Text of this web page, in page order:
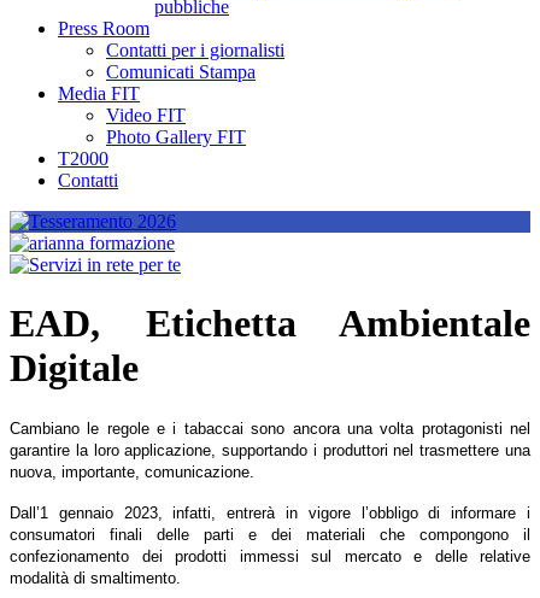
pubbliche
Press Room
Contatti per i giornalisti
Comunicati Stampa
Media FIT
Video FIT
Photo Gallery FIT
T2000
Contatti
EAD, Etichetta Ambientale
Digitale
Cambiano le regole e i tabaccai sono ancora una volta protagonisti nel
garantire la loro applicazione, supportando i produttori nel trasmettere una
nuova, importante, comunicazione.
Dall’1 gennaio 2023, infatti, entrerà in vigore l’obbligo di informare i
consumatori finali delle parti e dei materiali che compongono il
confezionamento dei prodotti immessi sul mercato e delle relative
modalità di smaltimento.